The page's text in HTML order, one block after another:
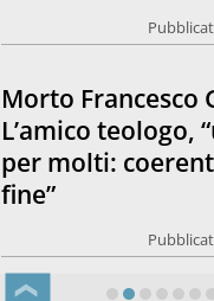
Morto Francesco
L’amico teologo,
per molti:
fine”
❮